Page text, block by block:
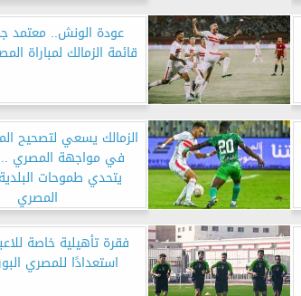
عودة الونش.. معتمد
قائمة الزمالك لمباراة
الزمالك يسعي لتصحيح
في مواجهة المصري ..
يتحدي طموحات
المصري
فقرة تأهيلية خاصة
استعدادًا للمصري